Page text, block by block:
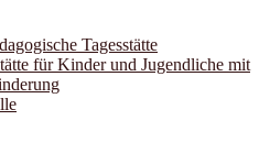
Tagesstätte
für Kinder und Jugendliche mit